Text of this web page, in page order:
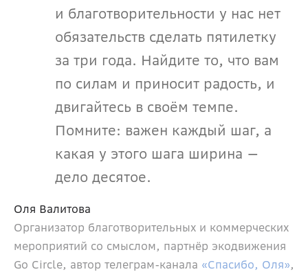
и благотворительности у нас нет
обязательств сделать пятилетку
за три года. Найдите то, что вам
по силам и приносит радость, и
двигайтесь в своём темпе.
Помните: важен каждый шаг, а
какая у этого шага ширина —
дело десятое.
Оля Валитова
Организатор благотворительных и коммерческих
мероприятий со смыслом, партнёр экодвижения
Go Circle, автор телеграм-канала «Спасибо, Оля»,